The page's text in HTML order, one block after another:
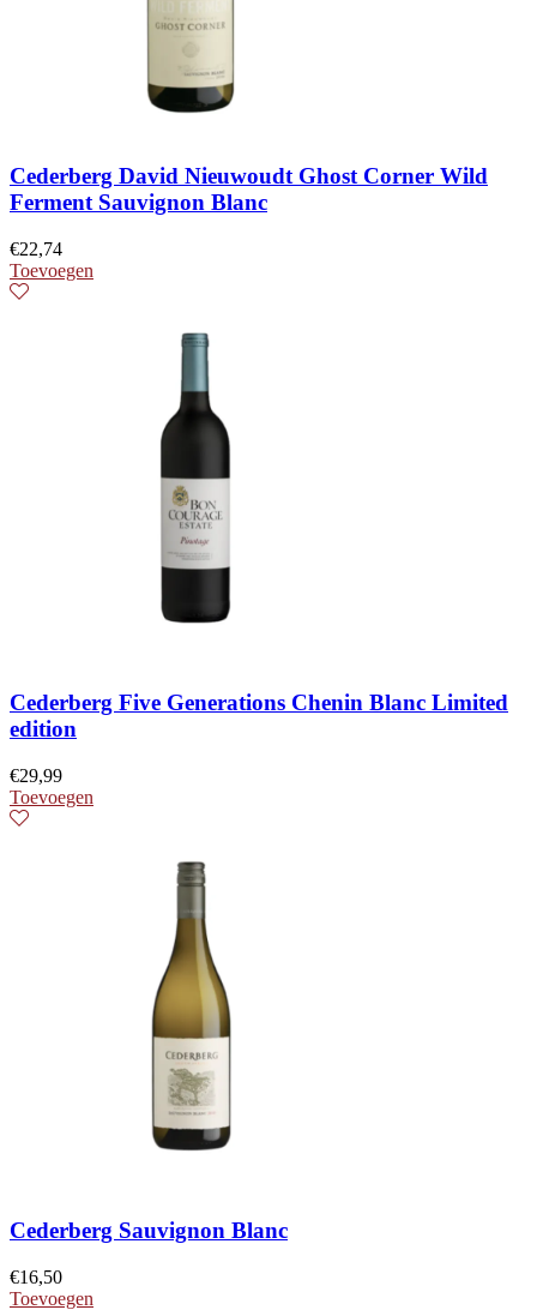
Cederberg David Nieuwoudt Ghost Corner Wild
Ferment Sauvignon Blanc
€22,74
Toevoegen
Cederberg Five Generations Chenin Blanc Limited
edition
€29,99
Toevoegen
Cederberg Sauvignon Blanc
€16,50
Toevoegen